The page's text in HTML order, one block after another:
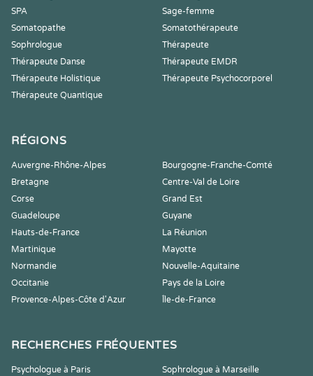
SPA
Sage-femme
Somatopathe
Somatothérapeute
Sophrologue
Thérapeute
Thérapeute Danse
Thérapeute EMDR
Thérapeute Holistique
Thérapeute Psychocorporel
Thérapeute Quantique
RÉGIONS
Auvergne-Rhône-Alpes
Bourgogne-Franche-Comté
Bretagne
Centre-Val de Loire
Corse
Grand Est
Guadeloupe
Guyane
Hauts-de-France
La Réunion
Martinique
Mayotte
Normandie
Nouvelle-Aquitaine
Occitanie
Pays de la Loire
Provence-Alpes-Côte d'Azur
Île-de-France
RECHERCHES FRÉQUENTES
Psychologue à Paris
Sophrologue à Marseille